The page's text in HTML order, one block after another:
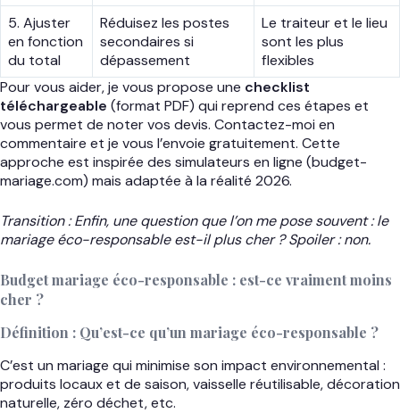
5. Ajuster
en fonction
du total
Réduisez les postes
secondaires si
dépassement
Le traiteur et le lieu
sont les plus
flexibles
Pour vous aider, je vous propose une checklist
téléchargeable (format PDF) qui reprend ces étapes et
vous permet de noter vos devis. Contactez-moi en
commentaire et je vous l’envoie gratuitement. Cette
approche est inspirée des simulateurs en ligne (budget-
mariage.com) mais adaptée à la réalité 2026.
Transition : Enfin, une question que l’on me pose souvent : le
mariage éco-responsable est-il plus cher ? Spoiler : non.
Budget mariage éco-responsable : est-ce vraiment moins
cher ?
Définition : Qu’est-ce qu’un mariage éco-responsable ?
C’est un mariage qui minimise son impact environnemental :
produits locaux et de saison, vaisselle réutilisable, décoration
naturelle, zéro déchet, etc.